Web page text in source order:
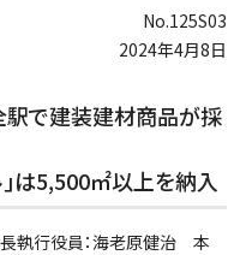
No.125S03
2024年4月8日
で建装建材商品が採
は5,500㎡以上を納入
執行役員：海老原健治 本